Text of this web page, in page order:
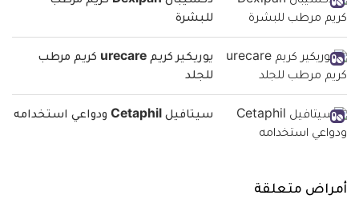
للبشرة
يوريكير كريم urecare كريم مرطب
للجلد
سيتافيل Cetaphil ودواعي استخدامه
أمراض متعلقة